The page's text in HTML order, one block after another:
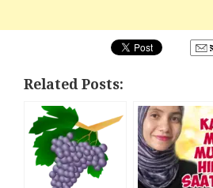
Related Posts: